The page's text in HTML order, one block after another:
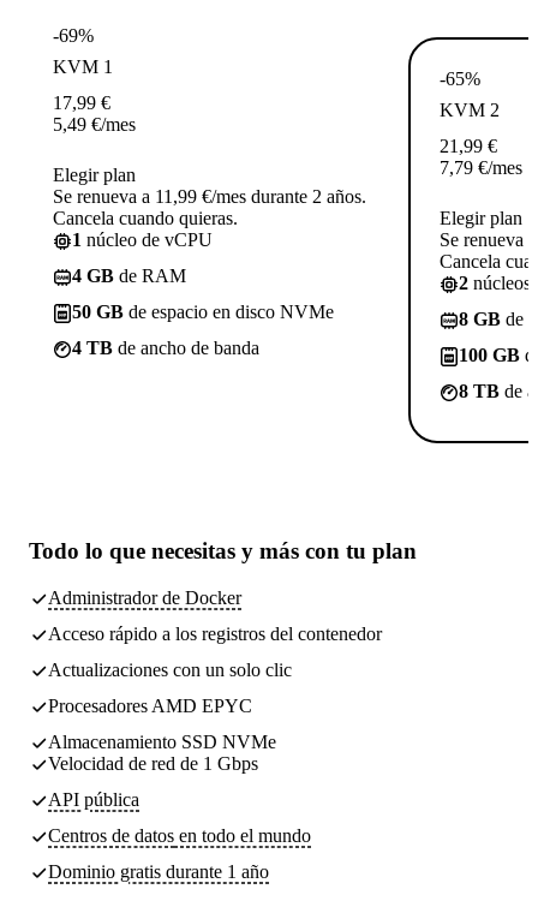
-69%
KVM 1
17,99 €
5,49 €/mes
Elegir plan
Se renueva a 11,99 €/mes durante 2 años.
Cancela cuando quieras.
1 núcleo de vCPU
4 GB de RAM
50 GB de espacio en disco NVMe
4 TB de ancho de banda
-65%
KVM 2
21,99 €
7,79 €/mes
Elegir plan
Se renueva
Cancela
2 núcleos
8 GB de
100 GB
8 TB de
Todo lo que necesitas y más con tu plan
Administrador de Docker
Acceso rápido a los registros del contenedor
Actualizaciones con un solo clic
Procesadores AMD EPYC
Almacenamiento SSD NVMe
Velocidad de red de 1 Gbps
API pública
Centros de datos en todo el mundo
Dominio gratis durante 1 año